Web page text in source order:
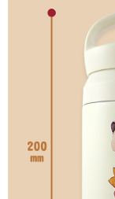
恩沛科技股份有限公